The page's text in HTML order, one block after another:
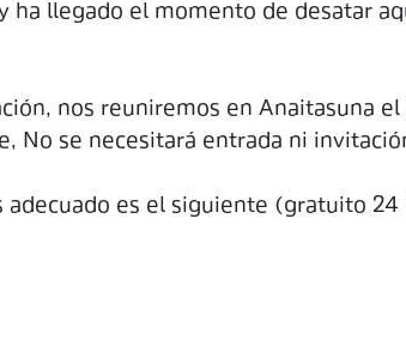
ha llegado el momento de desatar
nos reuniremos en Anaitasuna
No se necesitará entrada ni
adecuado es el siguiente (gratuito 24